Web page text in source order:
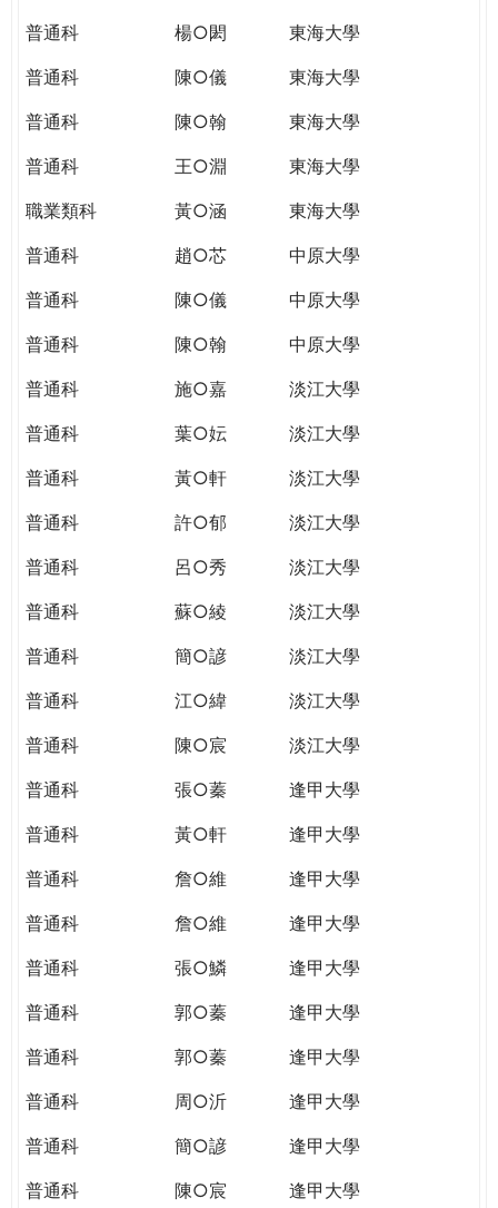
普通科
楊○閎
東海大學
普通科
陳○儀
東海大學
普通科
陳○翰
東海大學
普通科
王○淵
東海大學
職業類科
黃○涵
東海大學
普通科
趙○芯
中原大學
普通科
陳○儀
中原大學
普通科
陳○翰
中原大學
普通科
施○嘉
淡江大學
普通科
葉○妘
淡江大學
普通科
黃○軒
淡江大學
普通科
許○郁
淡江大學
普通科
呂○秀
淡江大學
普通科
蘇○綾
淡江大學
普通科
簡○諺
淡江大學
普通科
江○緯
淡江大學
普通科
陳○宸
淡江大學
普通科
張○蓁
逢甲大學
普通科
黃○軒
逢甲大學
普通科
詹○維
逢甲大學
普通科
詹○維
逢甲大學
普通科
張○鱗
逢甲大學
普通科
郭○蓁
逢甲大學
普通科
郭○蓁
逢甲大學
普通科
周○沂
逢甲大學
普通科
簡○諺
逢甲大學
普通科
陳○宸 逢甲大學